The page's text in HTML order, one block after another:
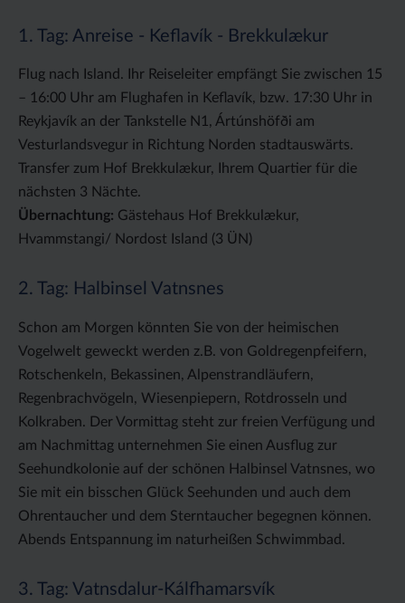
1. Tag: Anreise - Keflavík - Brekkulækur
Flug nach Island. Ihr Reiseleiter empfängt Sie zwischen 15
– 16:00 Uhr am Flughafen in Keflavík, bzw. 17:30 Uhr in
Reykjavík an der Tankstelle N1, Ártúnshöfði am
Vesturlandsvegur in Richtung Norden stadtauswärts.
Transfer zum Hof Brekkulækur, Ihrem Quartier für die
nächsten 3 Nächte.
Übernachtung: Gästehaus Hof Brekkulækur,
Hvammstangi/ Nordost Island (3 ÜN)
2. Tag: Halbinsel Vatnsnes
Schon am Morgen könnten Sie von der heimischen
Vogelwelt geweckt werden z.B. von Goldregenpfeifern,
Rotschenkeln, Bekassinen, Alpenstrandläufern,
Regenbrachvögeln, Wiesenpiepern, Rotdrosseln und
Kolkraben. Der Vormittag steht zur freien Verfügung und
am Nachmittag unternehmen Sie einen Ausflug zur
Seehundkolonie auf der schönen Halbinsel Vatnsnes, wo
Sie mit ein bisschen Glück Seehunden und auch dem
Ohrentaucher und dem Sterntaucher begegnen können.
Abends Entspannung im naturheißen Schwimmbad.
3. Tag: Vatnsdalur-Kálfhamarsvík